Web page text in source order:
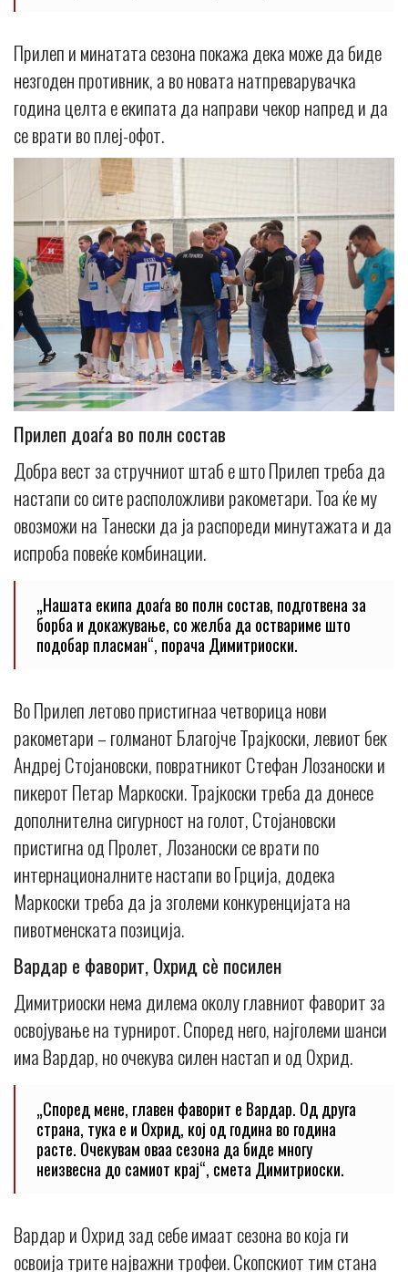
Прилеп и минатата сезона покажа дека може да биде
незгоден противник, а во новата натпреварувачка
година целта е екипата да направи чекор напред и да
се врати во плеј-офот.
Прилеп доаѓа во полн состав
Добра вест за стручниот штаб е што Прилеп треба да
настапи со сите расположливи ракометари. Тоа ќе му
овозможи на Танески да ја распореди минутажата и да
испроба повеќе комбинации.
„Нашата екипа доаѓа во полн состав, подготвена за
борба и докажување, со желба да оствариме што
подобар пласман“, порача Димитриоски.
Во Прилеп летово пристигнаа четворица нови
ракометари – голманот Благојче Трајкоски, левиот бек
Андреј Стојановски, повратникот Стефан Лозаноски и
пикерот Петар Маркоски. Трајкоски треба да донесе
дополнителна сигурност на голот, Стојановски
пристигна од Пролет, Лозаноски се врати по
интернационалните настапи во Грција, додека
Маркоски треба да ја зголеми конкуренцијата на
пивотменската позиција.
Вардар е фаворит, Охрид сè посилен
Димитриоски нема дилема околу главниот фаворит за
освојување на турнирот. Според него, најголеми шанси
има Вардар, но очекува силен настап и од Охрид.
„Според мене, главен фаворит е Вардар. Од друга
страна, тука е и Охрид, кој од година во година
расте. Очекувам оваа сезона да биде многу
неизвесна до самиот крај“, смета Димитриоски.
Вардар и Охрид зад себе имаат сезона во која ги
освоија трите најважни трофеи. Скопскиот тим стана